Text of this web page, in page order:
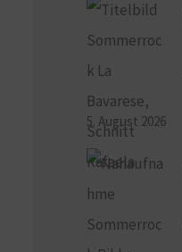
5. August 2026